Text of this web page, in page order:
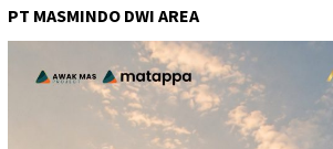
PT MASMINDO DWI AREA